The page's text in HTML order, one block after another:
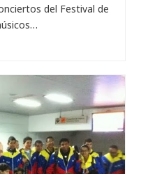
del Festival de